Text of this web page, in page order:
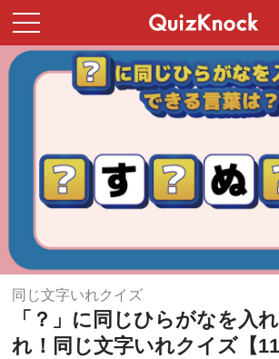
同じ文字いれクイズ
「？」に同じひらがなを入
れ！同じ文字いれクイズ【11